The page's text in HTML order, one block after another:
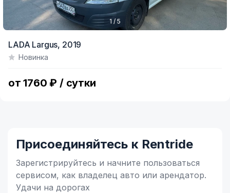
of
1 / 5
LADA Largus, 2019
Новинка
от 1760 ₽ / сутки
Присоединяйтесь к Rentride
Зарегистрируйтесь и начните пользоваться
сервисом, как владелец авто или арендатор.
Удачи на дорогах